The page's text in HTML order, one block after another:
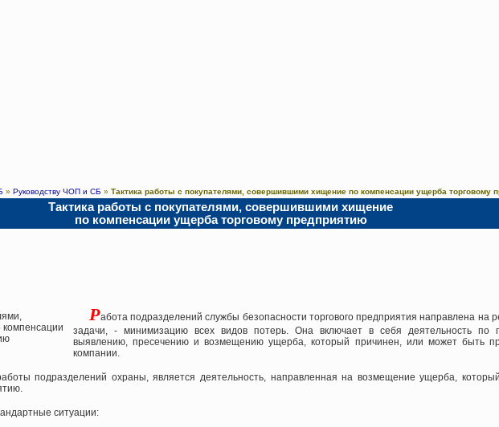
» Руководству ЧОП и СБ » Тактика работы с покупателями, совершившими хищение по компенсации ущерба торговому
Тактика работы с покупателями, совершившими хищение
по компенсации ущерба торговому предприятию
Работа подразделений службы безопасности торгового предприятия направлена на
задачи, - минимизацию всех видов потерь. Она включает в себя деятельность по
выявлению, пресечению и возмещению ущерба, который причинен, или может быть
компании.
подразделений охраны, является деятельность, направленная на возмещение ущерба,
ситуации: